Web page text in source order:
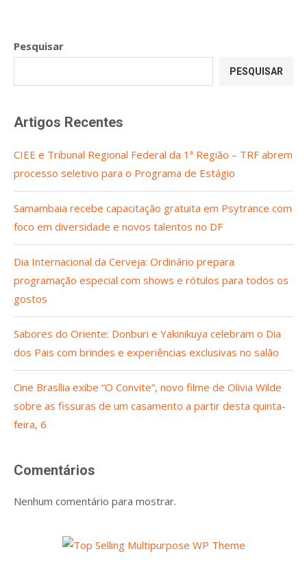
Pesquisar
PESQUISAR
Artigos Recentes
CIEE e Tribunal Regional Federal da 1ª Região – TRF abrem
processo seletivo para o Programa de Estágio
Samambaia recebe capacitação gratuita em Psytrance com
foco em diversidade e novos talentos no DF
Dia Internacional da Cerveja: Ordinário prepara
programação especial com shows e rótulos para todos os
gostos
Sabores do Oriente: Donburi e Yakinikuya celebram o Dia
dos Pais com brindes e experiências exclusivas no salão
Cine Brasília exibe “O Convite”, novo filme de Olivia Wilde
sobre as fissuras de um casamento a partir desta quinta-
feira, 6
Comentários
Nenhum comentário para mostrar.